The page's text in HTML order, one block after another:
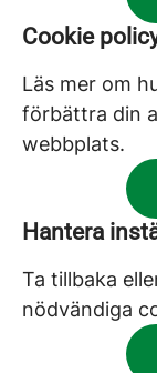
Cookie
Läs mer om
förbättra din
webbplats.
Hantera
Ta tillbaka
nödvändiga